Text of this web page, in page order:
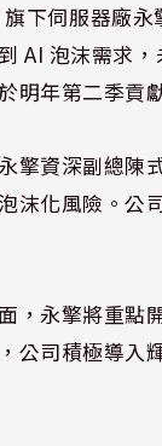
下伺服器廠
AI 泡沫需求
明年第二季貢
擎資深副總陳
沫化風險。公
，永擎將重點
公司積極導入